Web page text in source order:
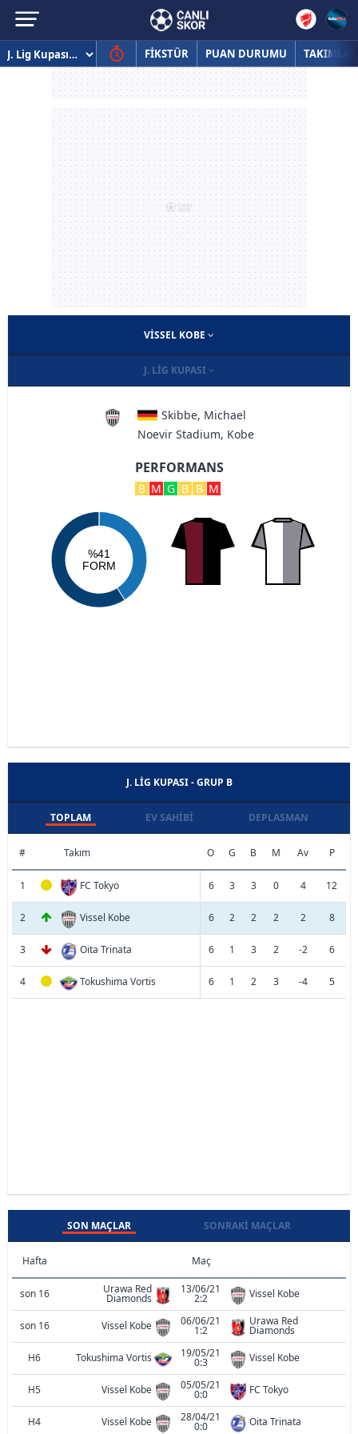
FİKSTÜR PUAN DURUMU TAKIMLAR
VISSEL KOBE
J. LIG KUPASI
Skibbe, Michael
Noevir Stadium, Kobe
PERFORMANS
B M G B B M
%41
FORM
J. LIG KUPASI - GRUP B
TOPLAM EV SAHIBI DEPLASMAN
# Takım O G B M Av P
1 FC Tokyo 6 3 3 0 4 12
2 Vissel Kobe 6 2 2 2 2 8
3 Oita Trinata 6 1 3 2 -2 6
4 Tokushima Vortis 6 1 2 3 -4 5
SON MAÇLAR SONRAKI MAÇLAR
Hafta Maç
son 16 Urawa Red
Diamonds
13/06/21
2:2 Vissel Kobe
son 16 Vissel Kobe 06/06/21
1:2
Urawa Red
Diamonds
H6
Tokushima Vortis 19/05/21
0:3 Vissel Kobe
H5 Vissel Kobe 05/05/21
0:0 FC Tokyo
H4 Vissel Kobe 28/04/21
0:0 Oita Trinata